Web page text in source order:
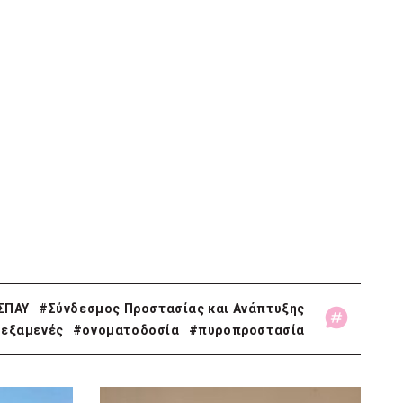
#Σύνδεσμος Προστασίας και Ανάπτυξης
#ονοματοδοσία #πυροπροστασία